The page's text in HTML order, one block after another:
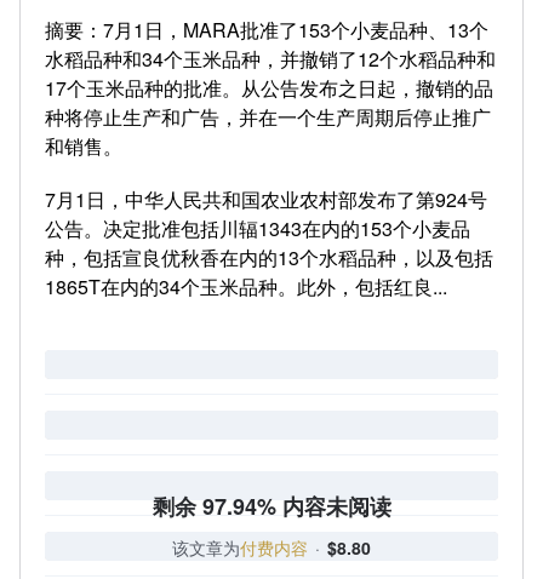
摘要：7月1日，MARA批准了153个小麦品种、13个
水稻品种和34个玉米品种，并撤销了12个水稻品种和
17个玉米品种的批准。从公告发布之日起，撤销的品
种将停止生产和广告，并在一个生产周期后停止推广
和销售。
7月1日，中华人民共和国农业农村部发布了第924号
公告。决定批准包括川辐1343在内的153个小麦品
种，包括宣良优秋香在内的13个水稻品种，以及包括
1865T在内的34个玉米品种。此外，包括红良...
剩余 97.94% 内容未阅读
该文章为付费内容 · $8.80